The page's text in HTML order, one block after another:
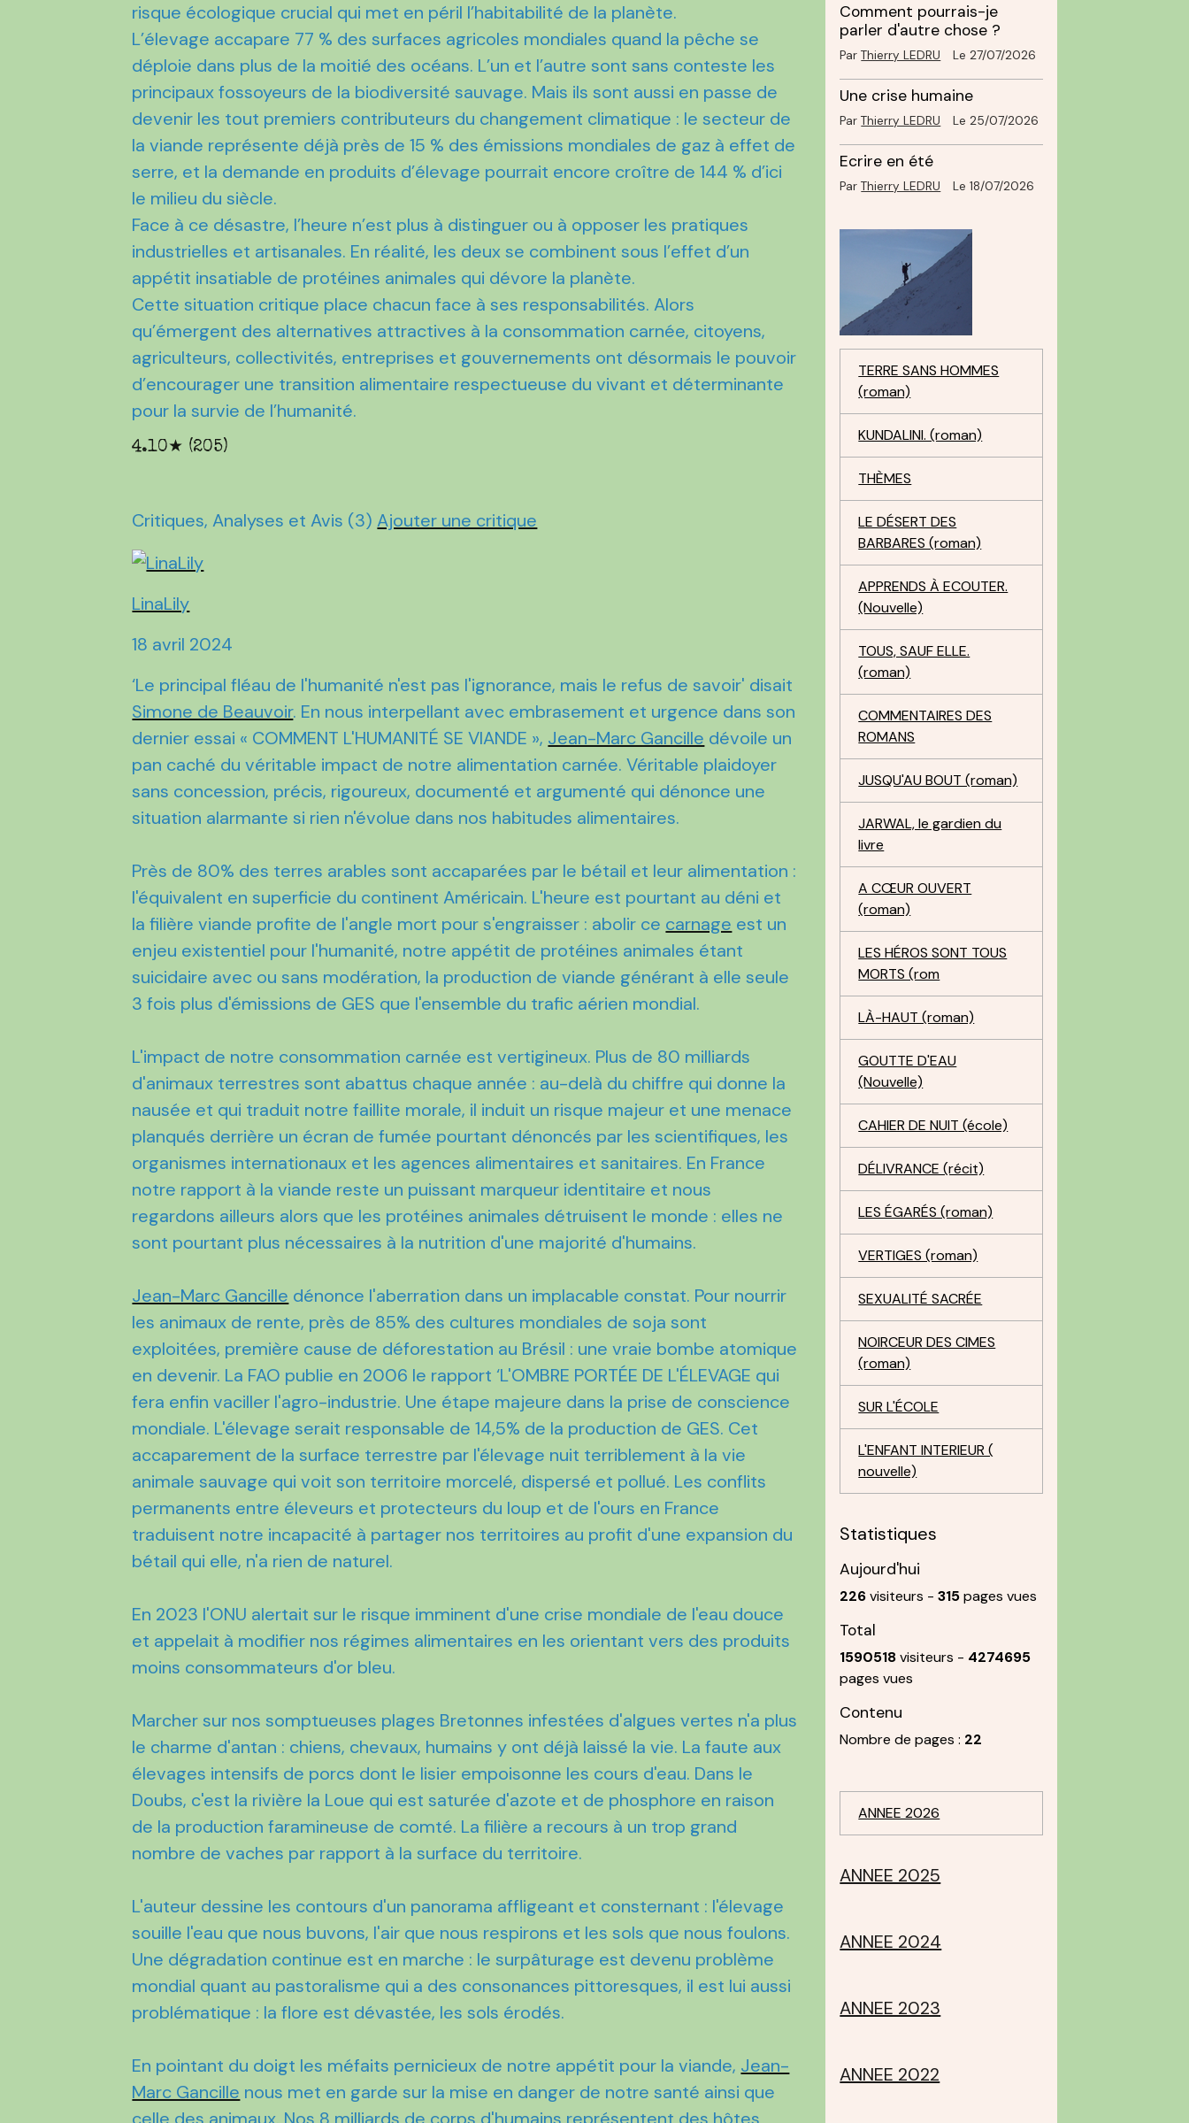
risque écologique crucial qui met en péril l’habitabilité de la planète.
L’élevage accapare 77 % des surfaces agricoles mondiales quand la pêche se
déploie dans plus de la moitié des océans. L’un et l’autre sont sans conteste les
principaux fossoyeurs de la biodiversité sauvage. Mais ils sont aussi en passe de
devenir les tout premiers contributeurs du changement climatique : le secteur de
la viande représente déjà près de 15 % des émissions mondiales de gaz à effet de
serre, et la demande en produits d’élevage pourrait encore croître de 144 % d’ici
le milieu du siècle.
Face à ce désastre, l’heure n’est plus à distinguer ou à opposer les pratiques
industrielles et artisanales. En réalité, les deux se combinent sous l’effet d’un
appétit insatiable de protéines animales qui dévore la planète.
Cette situation critique place chacun face à ses responsabilités. Alors
qu’émergent des alternatives attractives à la consommation carnée, citoyens,
agriculteurs, collectivités, entreprises et gouvernements ont désormais le pouvoir
d’encourager une transition alimentaire respectueuse du vivant et déterminante
pour la survie de l’humanité.
4.10★ (205)
Critiques, Analyses et Avis (3)Ajouter une critique
LinaLily
18 avril 2024
‘Le principal fléau de l'humanité n'est pas l'ignorance, mais le refus de savoir' disait
Simone de Beauvoir. En nous interpellant avec embrasement et urgence dans son
dernier essai « COMMENT L'HUMANITÉ SE VIANDE », Jean-Marc Gancille dévoile un
pan caché du véritable impact de notre alimentation carnée. Véritable plaidoyer
sans concession, précis, rigoureux, documenté et argumenté qui dénonce une
situation alarmante si rien n'évolue dans nos habitudes alimentaires.
Près de 80% des terres arables sont accaparées par le bétail et leur alimentation :
l'équivalent en superficie du continent Américain. L'heure est pourtant au déni et
la filière viande profite de l'angle mort pour s'engraisser : abolir ce carnage est un
enjeu existentiel pour l'humanité, notre appétit de protéines animales étant
suicidaire avec ou sans modération, la production de viande générant à elle seule
3 fois plus d'émissions de GES que l'ensemble du trafic aérien mondial.
L'impact de notre consommation carnée est vertigineux. Plus de 80 milliards
d'animaux terrestres sont abattus chaque année : au-delà du chiffre qui donne la
nausée et qui traduit notre faillite morale, il induit un risque majeur et une menace
planqués derrière un écran de fumée pourtant dénoncés par les scientifiques, les
organismes internationaux et les agences alimentaires et sanitaires. En France
notre rapport à la viande reste un puissant marqueur identitaire et nous
regardons ailleurs alors que les protéines animales détruisent le monde : elles ne
sont pourtant plus nécessaires à la nutrition d'une majorité d'humains.
Jean-Marc Gancille dénonce l'aberration dans un implacable constat. Pour nourrir
les animaux de rente, près de 85% des cultures mondiales de soja sont
exploitées, première cause de déforestation au Brésil : une vraie bombe atomique
en devenir. La FAO publie en 2006 le rapport ‘L'OMBRE PORTÉE DE L'ÉLEVAGE qui
fera enfin vaciller l'agro-industrie. Une étape majeure dans la prise de conscience
mondiale. L'élevage serait responsable de 14,5% de la production de GES. Cet
accaparement de la surface terrestre par l'élevage nuit terriblement à la vie
animale sauvage qui voit son territoire morcelé, dispersé et pollué. Les conflits
permanents entre éleveurs et protecteurs du loup et de l'ours en France
traduisent notre incapacité à partager nos territoires au profit d'une expansion du
bétail qui elle, n'a rien de naturel.
En 2023 l'ONU alertait sur le risque imminent d'une crise mondiale de l'eau douce
et appelait à modifier nos régimes alimentaires en les orientant vers des produits
moins consommateurs d'or bleu.
Marcher sur nos somptueuses plages Bretonnes infestées d'algues vertes n'a plus
le charme d'antan : chiens, chevaux, humains y ont déjà laissé la vie. La faute aux
élevages intensifs de porcs dont le lisier empoisonne les cours d'eau. Dans le
Doubs, c'est la rivière la Loue qui est saturée d'azote et de phosphore en raison
de la production faramineuse de comté. La filière a recours à un trop grand
nombre de vaches par rapport à la surface du territoire.
L'auteur dessine les contours d'un panorama affligeant et consternant : l'élevage
souille l'eau que nous buvons, l'air que nous respirons et les sols que nous foulons.
Une dégradation continue est en marche : le surpâturage est devenu problème
mondial quant au pastoralisme qui a des consonances pittoresques, il est lui aussi
problématique : la flore est dévastée, les sols érodés.
En pointant du doigt les méfaits pernicieux de notre appétit pour la viande, Jean-
Marc Gancille nous met en garde sur la mise en danger de notre santé ainsi que
Comment pourrais-je
parler d'autre chose ?
ParThierry LEDRU Le 27/07/2026
Une crise humaine
ParThierry LEDRU Le 25/07/2026
Ecrire en été
ParThierry LEDRU Le 18/07/2026
TERRE SANS HOMMES
(roman)
KUNDALINI. (roman)
THÈMES
LE DÉSERT DES
BARBARES (roman)
APPRENDS À ECOUTER.
(Nouvelle)
TOUS, SAUF ELLE.
(roman)
COMMENTAIRES DES
ROMANS
JUSQU'AU BOUT (roman)
JARWAL, le gardien du
livre
A CŒUR OUVERT
(roman)
LES HÉROS SONT TOUS
MORTS (rom
LÀ-HAUT (roman)
GOUTTE D'EAU
(Nouvelle)
CAHIER DE NUIT (école)
DÉLIVRANCE (récit)
LES ÉGARÉS (roman)
VERTIGES (roman)
SEXUALITÉ SACRÉE
NOIRCEUR DES CIMES
(roman)
SUR L'ÉCOLE
L'ENFANT INTERIEUR (
nouvelle)
Statistiques
Aujourd'hui
226visiteurs -315pages vues
Total
1590518visiteurs - 4274695
pages vues
Contenu
Nombre de pages : 22
ANNEE 2026
ANNEE 2025
ANNEE 2024
ANNEE 2023
ANNEE 2022